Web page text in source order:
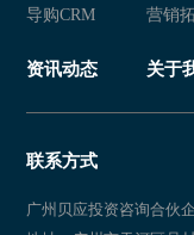
导购CRM
营销
资讯动态 关于
联系方式
广州贝应投资咨询合伙